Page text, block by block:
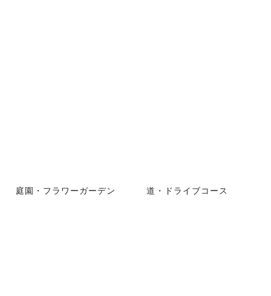
庭園・フラワーガーデン 道・ドライブコース